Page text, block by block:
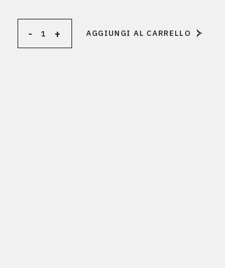
- + AGGIUNGI AL CARRELLO
Alternative: